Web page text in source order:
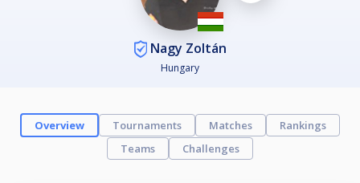
Nagy Zoltán
Hungary
Overview Tournaments Matches
Rankings
Teams
Challenges